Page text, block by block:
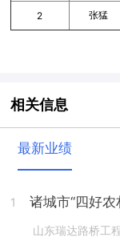
2 张猛
相关信息
最新业绩
1 诸城市“四好农
山东瑞达路桥工